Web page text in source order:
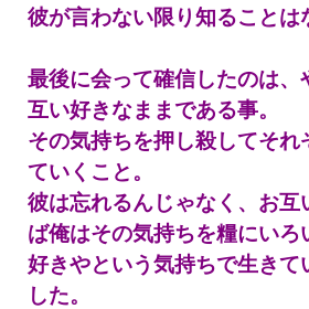
彼が言わない限り知ることは
最後に会って確信したのは、
互い好きなままである事。
その気持ちを押し殺してそれ
ていくこと。
彼は忘れるんじゃなく、お互
ば俺はその気持ちを糧にいろ
好きやという気持ちで生きて
した。